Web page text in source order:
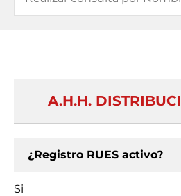
A.H.H.
¿Registro RUES activo?
Si